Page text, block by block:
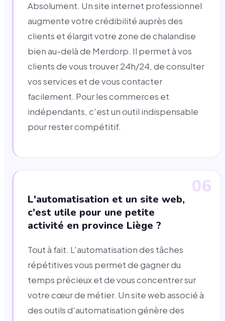
Absolument. Un site internet professionnel
augmente votre crédibilité auprès des
clients et élargit votre zone de chalandise
bien au-delà de Merdorp. Il permet à vos
clients de vous trouver 24h/24, de consulter
vos services et de vous contacter
facilement. Pour les commerces et
indépendants, c'est un outil indispensable
pour rester compétitif.
06
L'automatisation et un site web,
c'est utile pour une petite
activité en province Liège ?
Tout à fait. L'automatisation des tâches
répétitives vous permet de gagner du
temps précieux et de vous concentrer sur
votre cœur de métier. Un site web associé à
des outils d'automatisation génère des